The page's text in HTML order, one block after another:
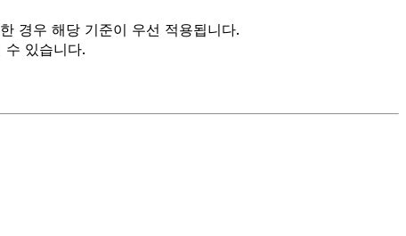
경우 해당 기준이 우선 적용됩니다.
수 있습니다.